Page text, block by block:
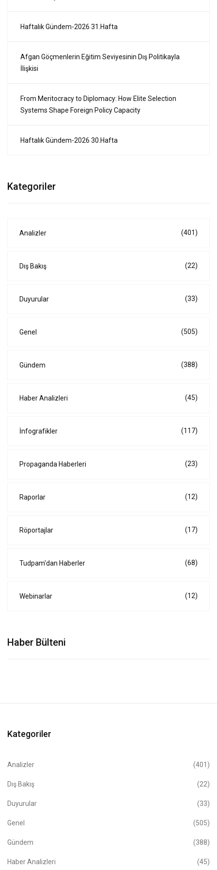
Haftalık Gündem-2026 31.Hafta
Afgan Göçmenlerin Eğitim Seviyesinin Dış Politikayla
İlişkisi
From Meritocracy to Diplomacy: How Elite Selection
Systems Shape Foreign Policy Capacity
Haftalık Gündem-2026 30.Hafta
Kategoriler
Analizler (401)
Dış Bakış (22)
Duyurular (33)
Genel (505)
Gündem (388)
Haber Analizleri (45)
İnfografikler (117)
Propaganda Haberleri (23)
Raporlar (12)
Röportajlar (17)
Tudpam'dan Haberler (68)
Webinarlar (12)
Haber Bülteni
Kategoriler
Analizler (401)
Dış Bakış (22)
Duyurular (33)
Genel (505)
Gündem (388)
Haber Analizleri (45)